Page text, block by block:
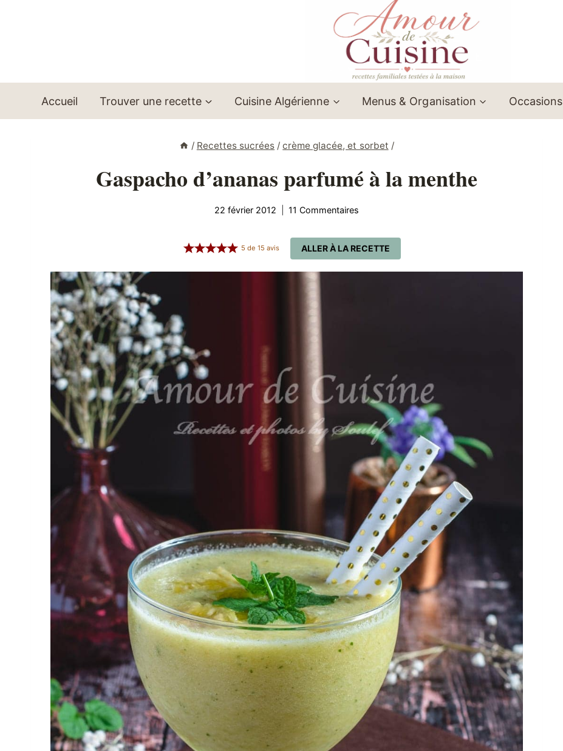
Accueil Trouver une recette Cuisine Algérienne Menus & Organisation Occasions
/ Recettes sucrées / crème glacée, et sorbet /
Gaspacho d’ananas parfumé à la menthe
22 février 2012 11 Commentaires
ALLER À LA RECETTE
5 de 15 avis